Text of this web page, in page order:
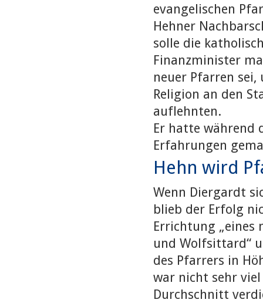
evangelischen
Hehner
solle die
Finanzminister
neuer Pfarren
Religion an den
auflehnten.
Er hatte während
Erfahrungen
Hehn wird
Wenn Diergardt
blieb der Erfolg
Errichtung „eines
und Wolfsittard“
des Pfarrers in
war nicht sehr
Durchschnitt